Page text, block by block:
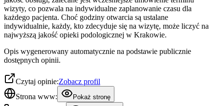
wizyty, co pozwala na indywidualne zaplanowanie czasu dla
każdego pacjenta. Choć godziny otwarcia są ustalane
indywidualnie, każdy, kto zdecyduje się na wizytę, może liczyć na
najwyższą jakość opieki podologicznej w Krakowie.
Opis wygenerowany automatycznie na podstawie publicznie
dostępnych opinii.
Czytaj opinie:Zobacz profil
Strona www:
Pokaż stronę